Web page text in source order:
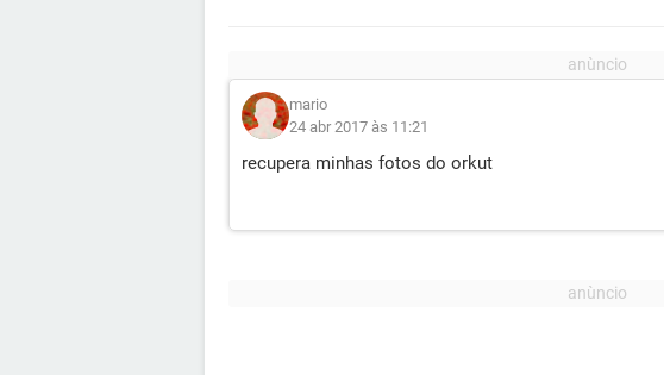
mario
24 abr 2017 às 11:21
recupera minhas fotos do orkut